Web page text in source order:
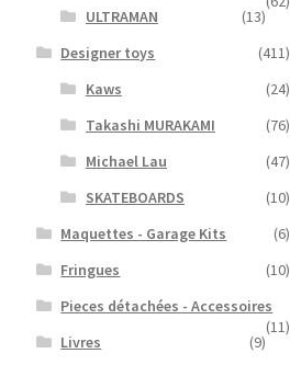
ULTRAMAN
(13)
Designer toys
(411)
Kaws
(24)
Takashi MURAKAMI
(76)
Michael Lau
(47)
SKATEBOARDS
(10)
Maquettes - Garage Kits
(6)
Fringues
(10)
Pieces détachées - Accessoires
(11)
Livres
(9)